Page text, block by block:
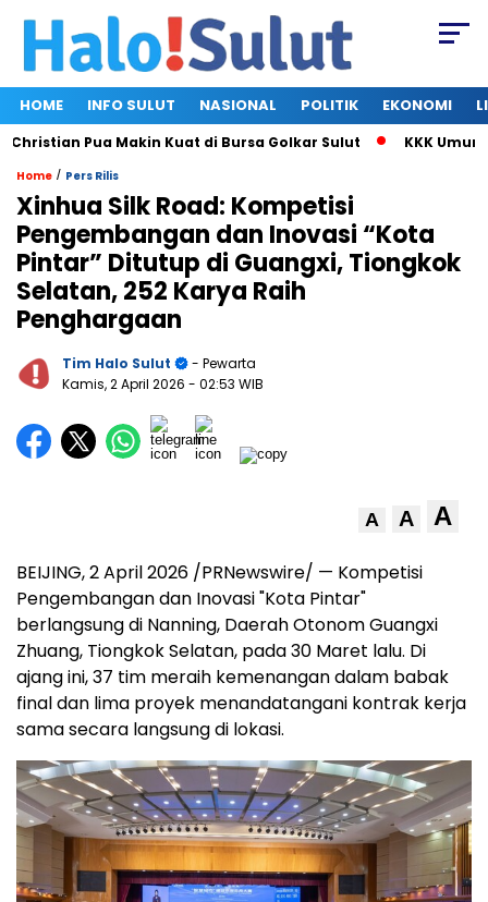
HOME INFO SULUT NASIONAL POLITIK EKONOMI
Pua Makin Kuat di Bursa Golkar Sulut KKK
Home / Pers Rilis
Xinhua Silk Road: Kompetisi
Pengembangan dan Inovasi “Kota
Pintar” Ditutup di Guangxi, Tiongkok
Selatan, 252 Karya Raih
Penghargaan
Tim Halo Sulut
- Pewarta
Kamis, 2 April 2026 - 02:53 WIB
A A A
BEIJING,2 April 2026 /PRNewswire/ — Kompetisi
Pengembangan dan Inovasi "Kota Pintar"
berlangsung di Nanning, Daerah Otonom Guangxi
Zhuang, Tiongkok Selatan, pada 30 Maret lalu. Di
ajang ini, 37 tim meraih kemenangan dalam babak
final dan lima proyek menandatangani kontrak kerja
sama secara langsung di lokasi.